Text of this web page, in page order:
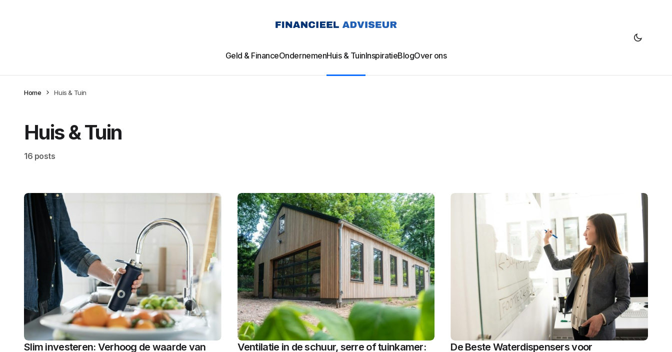
Geld & FinanceOndernemenHuis & TuinInspiratieBlogOver ons
Home Huis & Tuin
Huis & Tuin
16 posts
Slim investeren: Verhoog de waarde van
Ventilatie in de schuur, serre of tuinkamer:
De Beste Waterdispensers voor